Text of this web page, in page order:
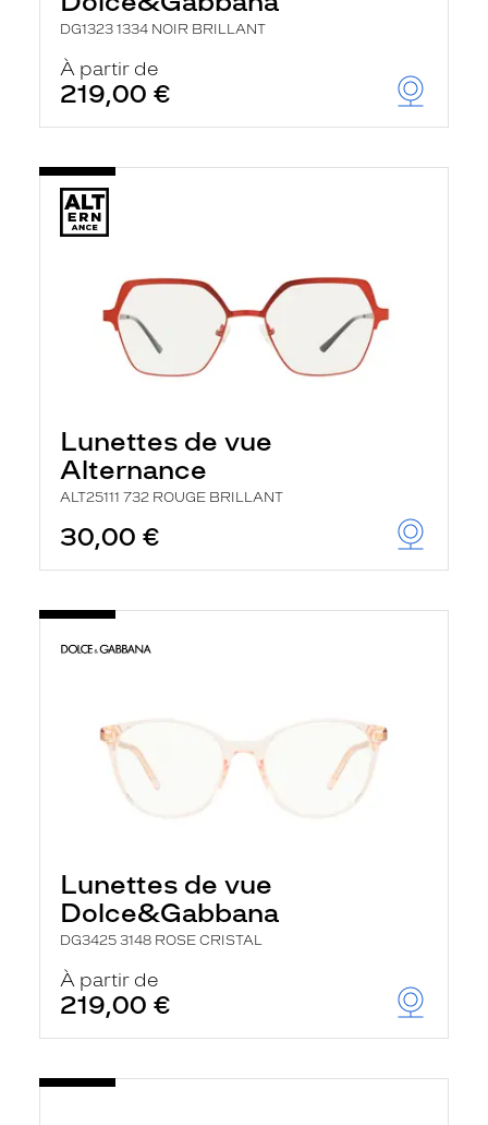
DG1323 1334 NOIR BRILLANT
À partir de
219,00 €
Lunettes de vue
Alternance
ALT25111 732 ROUGE BRILLANT
30,00 €
Lunettes de vue
Dolce&Gabbana
DG3425 3148 ROSE CRISTAL
À partir de
219,00 €